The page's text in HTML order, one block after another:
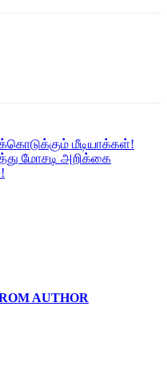
மீடியாக்கள்!
மோசடி அறிக்கை
AUTHOR